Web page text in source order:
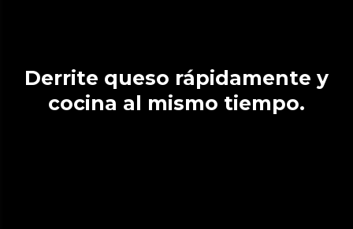
Derrite queso rápidamente y
cocina al mismo tiempo.